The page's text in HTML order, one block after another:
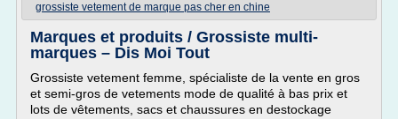
grossiste vetement de marque pas cher en chine
Marques et produits / Grossiste multi-
marques – Dis Moi Tout
Grossiste vetement femme, spécialiste de la vente en gros
et semi-gros de vetements mode de qualité à bas prix et
lots de vêtements, sacs et chaussures en destockage